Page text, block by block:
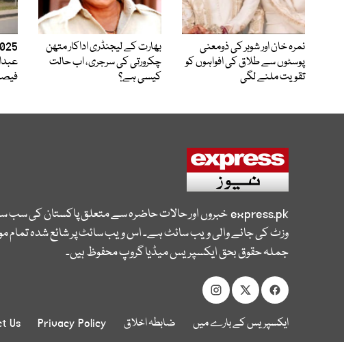
نمرہ خان اور شوہر کی ذومعنی
پوسٹوں سے طلاق کی افواہوں کو
تقویت ملنے لگی
بھارت کے لیجنڈری اداکار متھن
چکرورتی کی سرجری، اب حالت
کیسی ہے؟
express.pkخبروں اور حالات حاضرہ سے متعلق پاکستان کی سب
وزٹ کی جانے والی ویب سائٹ ہے۔ اس ویب سائٹ پر شائع شدہ تمام
جملہ حقوق بحق ایکسپریس میڈیا گروپ محفوظ ہیں۔
ایکسپریس کے بارے میں ضابطہ اخلاق Privacy Policy
Us